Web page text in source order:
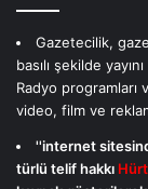
Gazetecilik,
basılı şekilde
Radyo programları
video, film ve
''internet
türlü telif hakkı